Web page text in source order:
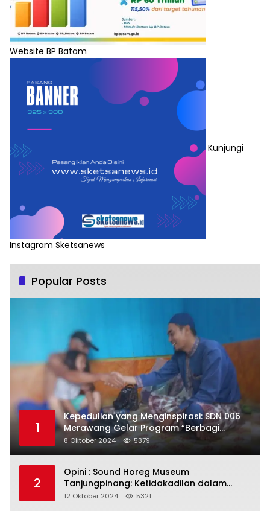
Website BP Batam
Kunjungi
Instagram Sketsanews
Popular Posts
1
Kepedulian yang Menginspirasi: SDN 006
Merawang Gelar Program “Berbagi
Segenggam Beras”
8 Oktober 2024 5379
2
Opini : Sound Horeg Museum
Tanjungpinang: Ketidakadilan dalam
Representasi
12 Oktober 2024 5321